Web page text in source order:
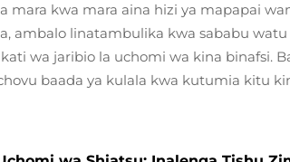
mara kwa mara aina hizi ya mapapai
ambalo linatambulika kwa sababu
wa jaribio la uchomi wa kina binafsi.
baada ya kulala kwa kutumia kitu